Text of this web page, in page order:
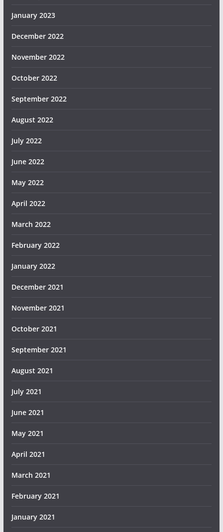
January 2023
December 2022
November 2022
October 2022
September 2022
August 2022
July 2022
June 2022
May 2022
April 2022
March 2022
February 2022
January 2022
December 2021
November 2021
October 2021
September 2021
August 2021
July 2021
June 2021
May 2021
April 2021
March 2021
February 2021
January 2021